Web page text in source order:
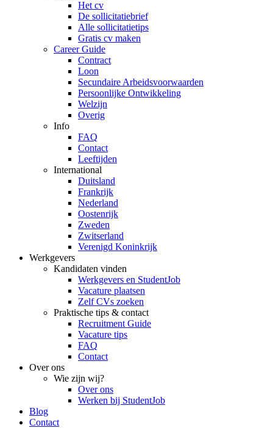
Het cv
De sollicitatiebrief
Alle sollicitatietips
Gratis cv maken
Career Guide
Contract
Loon
Secundaire Arbeidsvoorwaarden
Persoonlijke Ontwikkeling
Welzijn
Overig
Info
FAQ
Contact
Leeftijden
International
Duitsland
Frankrijk
Nederland
Oostenrijk
Zweden
Zwitserland
Verenigd Koninkrijk
Werkgevers
Kandidaten vinden
Werkgevers en StudentJob
Vacature plaatsen
Zelf CVs zoeken
Praktische tips & contact
Recruitment Guide
Vacature tips
FAQ
Contact
Over ons
Wie zijn wij?
Over ons
Werken bij StudentJob
Blog
Contact